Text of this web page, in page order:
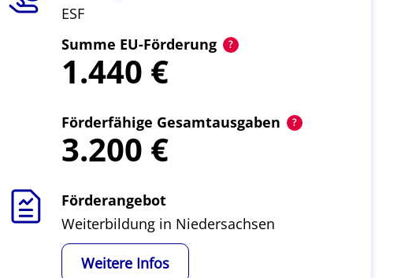
ESF
Summe EU-Förderung
1.440
Förderfähige Gesamtausgaben
3.200
Förderangebot
Weiterbildung in Niedersachsen
Weitere Infos